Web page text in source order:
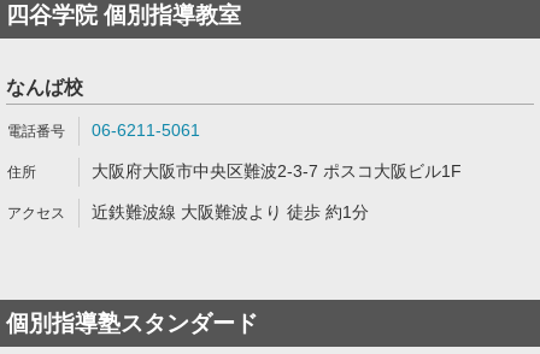
四谷学院 個別指導教室
なんば校
06-6211-5061
大阪府大阪市中央区難波2-3-7 ポスコ大阪ビル1F
近鉄難波線 大阪難波より 徒歩 約1分
個別指導塾スタンダード